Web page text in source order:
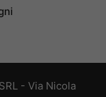
- Via Nicola